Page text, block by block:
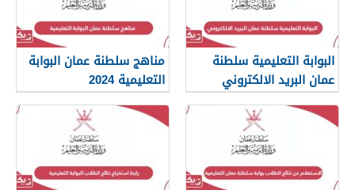
البوابة التعليمية سلطنة
عمان البريد الالكتروني
مناهج سلطنة عمان البوابة
التعليمية 2024